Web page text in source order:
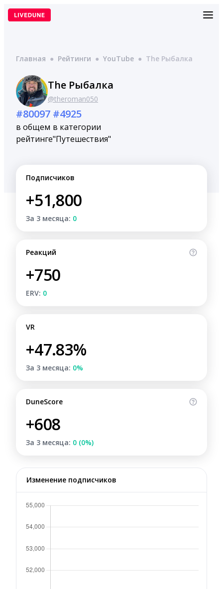
Перейти
Главная ● Рейтинги ● YouTube ● The Рыбалка
The Рыбалка
@theroman050
#80097
в общем
рейтинге
#4925
в категории
"Путешествия"
Подписчиков
+51,800
За 3 месяца: 0
Реакций
+750
ERV: 0
VR
+47.83%
За 3 месяца: 0%
DuneScore
+608
За 3 месяца: 0 (0%)
Изменение подписчиков